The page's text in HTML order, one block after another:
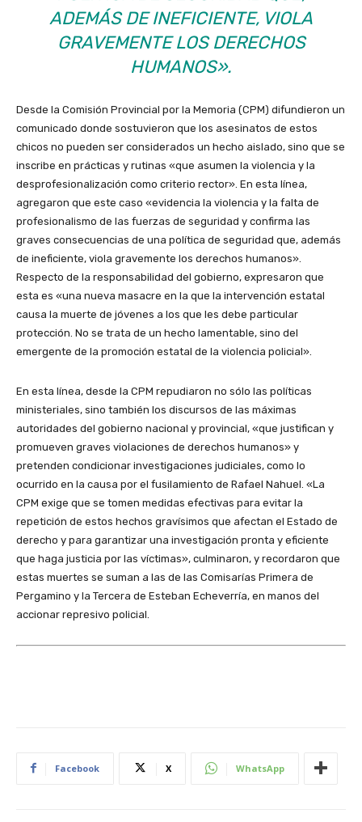
ADEMÁS DE INEFICIENTE, VIOLA
GRAVEMENTE LOS DERECHOS
HUMANOS».
Desde la Comisión Provincial por la Memoria (CPM) difundieron un
comunicado donde sostuvieron que los asesinatos de estos
chicos no pueden ser considerados un hecho aislado, sino que se
inscribe en prácticas y rutinas «que asumen la violencia y la
desprofesionalización como criterio rector». En esta línea,
agregaron que este caso «evidencia la violencia y la falta de
profesionalismo de las fuerzas de seguridad y confirma las
graves consecuencias de una política de seguridad que, además
de ineficiente, viola gravemente los derechos humanos».
Respecto de la responsabilidad del gobierno, expresaron que
esta es «una nueva masacre en la que la intervención estatal
causa la muerte de jóvenes a los que les debe particular
protección. No se trata de un hecho lamentable, sino del
emergente de la promoción estatal de la violencia policial».
En esta línea, desde la CPM repudiaron no sólo las políticas
ministeriales, sino también los discursos de las máximas
autoridades del gobierno nacional y provincial, «que justifican y
promueven graves violaciones de derechos humanos» y
pretenden condicionar investigaciones judiciales, como lo
ocurrido en la causa por el fusilamiento de Rafael Nahuel. «La
CPM exige que se tomen medidas efectivas para evitar la
repetición de estos hechos gravísimos que afectan el Estado de
derecho y para garantizar una investigación pronta y eficiente
que haga justicia por las víctimas», culminaron, y recordaron que
estas muertes se suman a las de las Comisarías Primera de
Pergamino y la Tercera de Esteban Echeverría, en manos del
accionar represivo policial.
Facebook X WhatsApp